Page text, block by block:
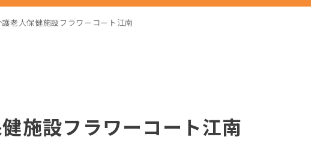
護老人保健施設フラワーコート江南
施設フラワーコート江南